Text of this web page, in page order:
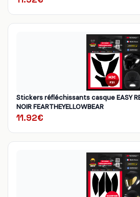
Stickers réfléchissants casque EASY
NOIR FEARTHEYELLOWBEAR
11.92€